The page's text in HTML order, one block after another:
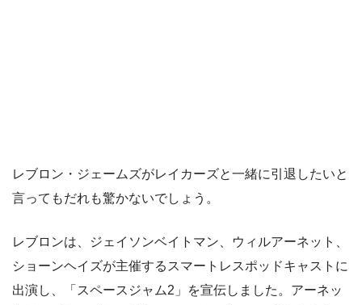
レブロン・ジェームズがレイカーズと一緒に引退したいと
言ってもだれも驚かないでしょう。
レブロンは、ジェイソンベイトマン、ウィルアーネット、
ショーンヘイズが主催するスマートレスポッドキャストに
出演し、「スペースジャム2」を宣伝しました。アーネッ